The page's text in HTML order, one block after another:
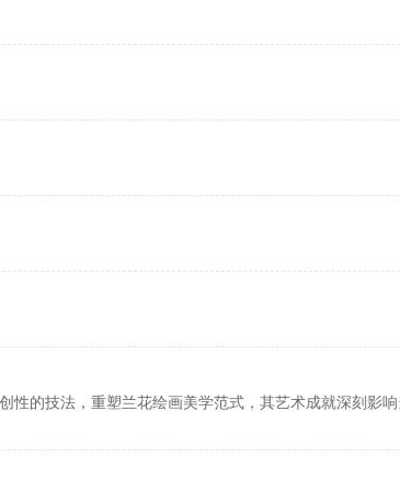
的技法，重塑兰花绘画美学范式，其艺术成就深刻影响